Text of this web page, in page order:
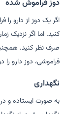
دوز فراموش شده
اگر یک دوز از دارو
کنید. اما اگر نزدیک
صرف نظر کنید.
فراموشی، دوز دارو را
نگهداری
به صورت ایستاده و